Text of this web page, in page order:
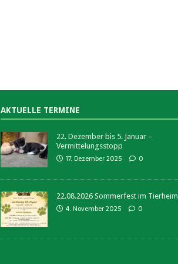
AKTUELLE TERMINE
22. Dezember bis 5. Januar –
Vermittelungsstopp
17. Dezember 2025 0
22.08.2026 Sommerfest im Tierheim
4. November 2025 0